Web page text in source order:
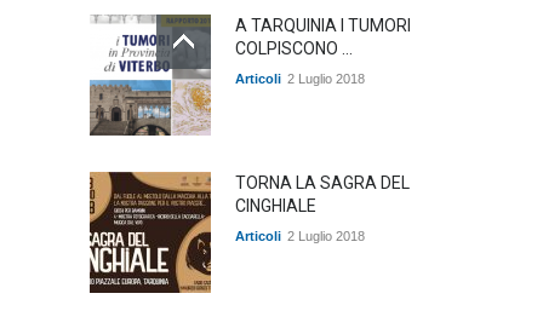
A TARQUINIA I TUMORI
COLPISCONO ...
Articoli 2 Luglio 2018
TORNA LA SAGRA DEL
CINGHIALE
Articoli 2 Luglio 2018